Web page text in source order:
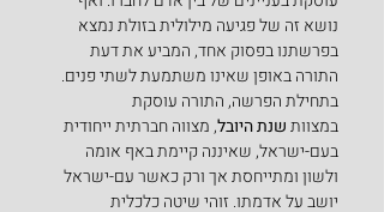
נושא זה של פגיעה מילולית בזולת נמצא
בפרשתנו בפסוק אחד, המביע את דעת
התורה באופן שאינו משתמעת לשתי פנים.
בתחילת הפרשה, התורה עוסקת
במצוות שנת היובל, מצווה חברתית ייחודית
בעם-ישראל, שאיננה קיימת באף אומה
ולשון ומתייחסת אך ורק כאשר עם-ישראל
יושב על אדמתו. זוהי שיטה כלכלית